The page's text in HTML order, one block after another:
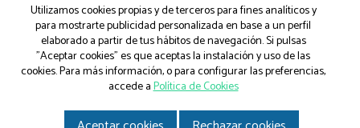
Marketing por
ActiveCampaign
© IGEM, Institut Guxens de Medicina Integrativa 2026
Utilizamos cookies propias y de terceros para fines analíticos y
para mostrarte publicidad personalizada en base a un perfil
elaborado a partir de tus hábitos de navegación. Si pulsas
"Aceptar cookies" es que aceptas la instalación y uso de las
cookies. Para más información, o para configurar las preferencias,
accede aPolítica de Cookies